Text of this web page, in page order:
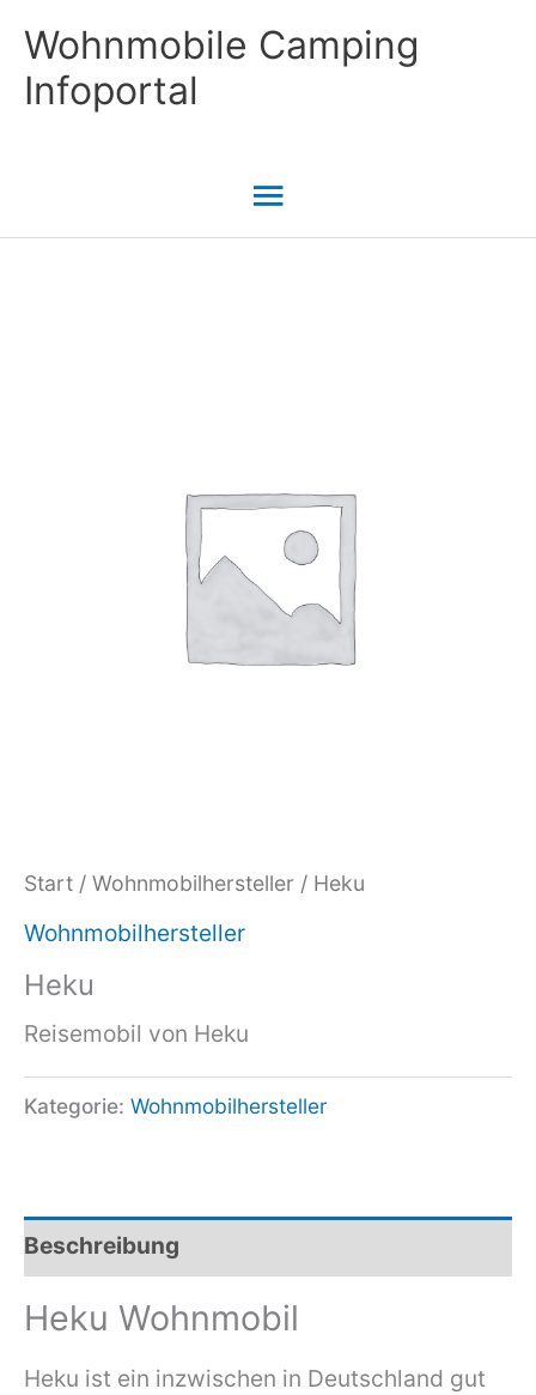
Inhalt
springen
Wohnmobile Camping
Infoportal
Hauptmenü
Start / Wohnmobilhersteller / Heku
Wohnmobilhersteller
Heku
Reisemobil von Heku
Kategorie: Wohnmobilhersteller
Beschreibung
Heku Wohnmobil
Heku ist ein inzwischen in Deutschland gut